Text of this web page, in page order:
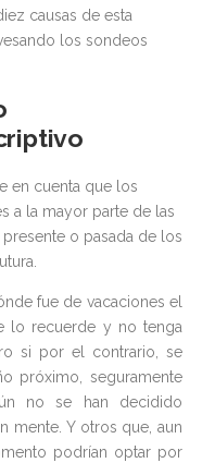
causas de esta
los sondeos
en cuenta que los
a la mayor parte de las
o pasada de los
fue de vacaciones el
lo recuerde y no tenga
si por el contrario, se
próximo, seguramente
no se han decidido
mente. Y otros que, aun
podrían optar por